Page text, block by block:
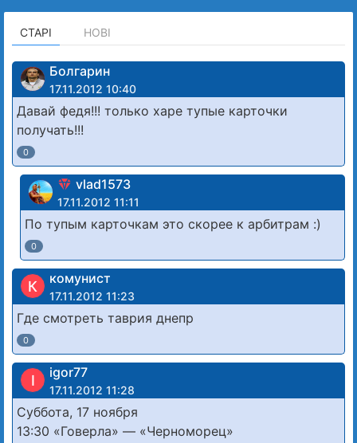
СТАРІ НОВІ
Болгарин
17.11.2012 10:40
Давай федя!!! только харе тупые карточки
получать!!!
0
vlad1573
17.11.2012 11:11
По тупым карточкам это скорее к арбитрам :)
0
К комунист
17.11.2012 11:23
Где смотреть таврия днепр
0
I igor77
17.11.2012 11:28
Суббота, 17 ноября
13:30 «Говерла» — «Черноморец»